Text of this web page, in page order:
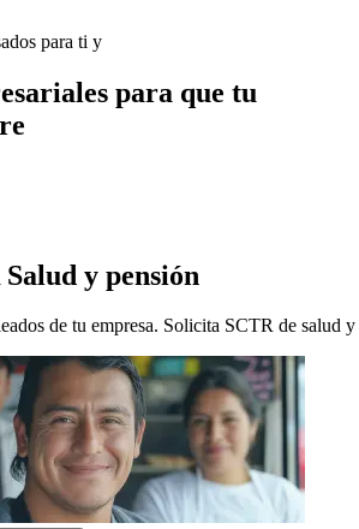
para ti y
para que tu
y pensión
de tu empresa. Solicita SCTR de salud